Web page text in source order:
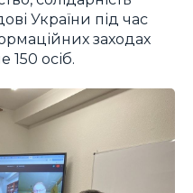
України під час
заходах
осіб.